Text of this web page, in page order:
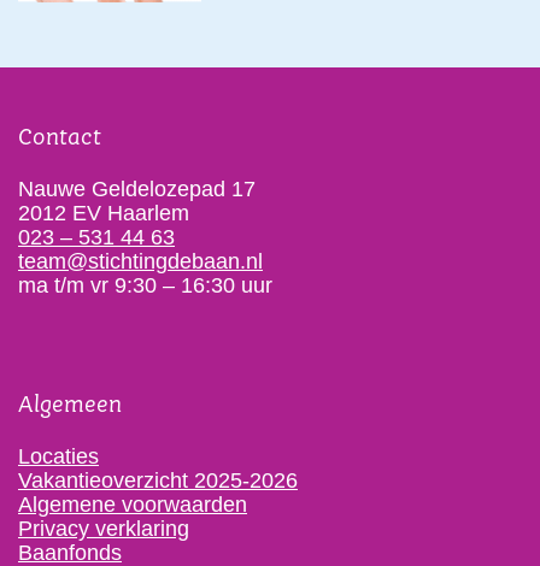
Contact
Nauwe Geldelozepad 17
2012 EV Haarlem
023 – 531 44 63
team@stichtingdebaan.nl
ma t/m vr 9:30 – 16:30 uur
Algemeen
Locaties
Vakantieoverzicht 2025-2026
Algemene voorwaarden
Privacy verklaring
Baanfonds